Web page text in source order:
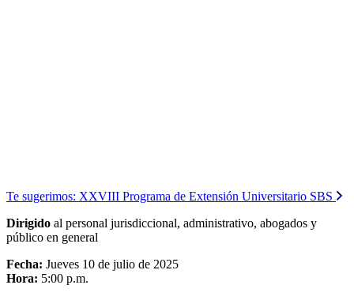
Te sugerimos: XXVIII Programa de Extensión Universitario SBS
Dirigido al personal jurisdiccional, administrativo, abogados y
público en general
Fecha: Jueves 10 de julio de 2025
Hora: 5:00 p.m.